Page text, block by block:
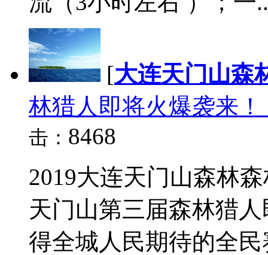
[大连天门山森
林猎人即将火爆袭来！
击： 8468
2019大连天门山森林
天门山第三届森林猎
得全城人民期待的全